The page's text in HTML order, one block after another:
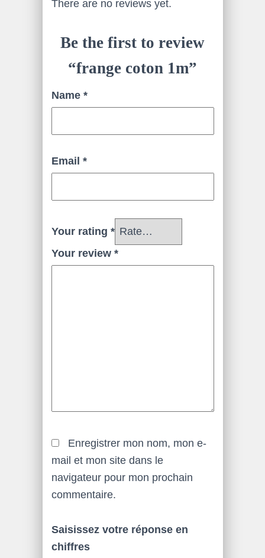
There are no reviews yet.
Be the first to review
“frange coton 1m”
Name *
Email *
Your rating *
Your review *
Enregistrer mon nom, mon e-
mail et mon site dans le
navigateur pour mon prochain
commentaire.
Saisissez votre réponse en
chiffres